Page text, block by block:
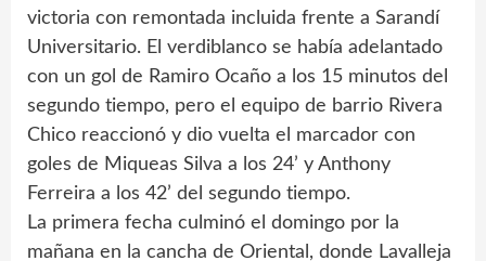
victoria con remontada incluida frente a Sarandí
Universitario. El verdiblanco se había adelantado
con un gol de Ramiro Ocaño a los 15 minutos del
segundo tiempo, pero el equipo de barrio Rivera
Chico reaccionó y dio vuelta el marcador con
goles de Miqueas Silva a los 24’ y Anthony
Ferreira a los 42’ del segundo tiempo.
La primera fecha culminó el domingo por la
mañana en la cancha de Oriental, donde Lavalleja